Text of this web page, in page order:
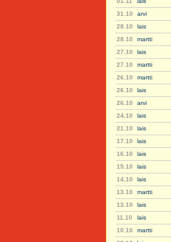
31.10 arvi
28.10 lais
28.10 martti
27.10 lais
27.10 martti
26.10 martti
26.10 lais
26.10 arvi
24.10 lais
21.10 lais
17.10 lais
16.10 lais
15.10 lais
14.10 lais
13.10 martti
13.10 lais
11.10 lais
10.10 martti